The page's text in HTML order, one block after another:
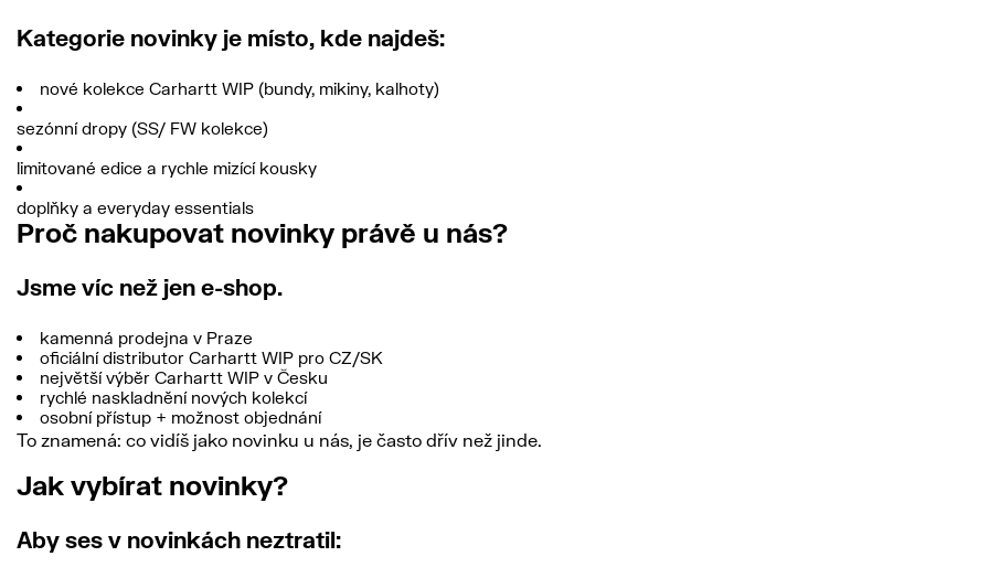
Kategorie novinky je místo, kde najdeš:
nové kolekce Carhartt WIP (bundy, mikiny, kalhoty)
sezónní dropy (SS/ FW kolekce)
limitované edice a rychle mizící kousky
doplňky a everyday essentials
Proč nakupovat novinky právě u nás?
Jsme víc než jen e-shop.
kamenná prodejna v Praze
oficiální distributor Carhartt WIP pro CZ/SK
největší výběr Carhartt WIP v Česku
rychlé naskladnění nových kolekcí
osobní přístup + možnost objednání
To znamená: co vidíš jako novinku u nás, je často dřív než jinde.
Jak vybírat novinky?
Aby ses v novinkách neztratil: